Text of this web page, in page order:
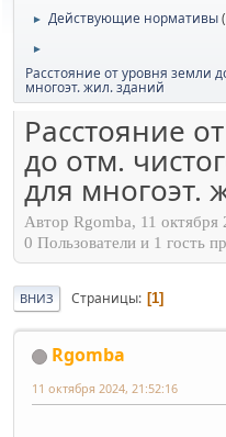
► Действующие нормативы
►
Расстояние от уровня земли
многоэт. жил. зданий
Расстояние
до отм.
для многоэт.
Автор Rgomba, 11 октября
0 Пользователи и 1 гость
ВНИЗ Страницы 1
Rgomba
11 октября 2024, 21:52:16